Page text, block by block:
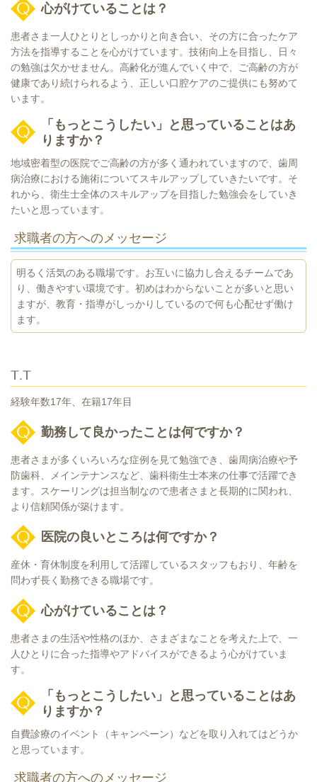
心がけていることは？
患者さま一人ひとりとしっかりと向き合い、その方に合ったケア
方法を指導することを心がけています。技術向上を目指し、日々
の勉強は欠かせません。高齢化が進んでいく中で、ご高齢の方が
健康であり続けられるよう、正しい口腔ケアのご提供にも努めて
います。
「もっとこうしたい」と思っていることはあ
りますか？
地域密着型の医院でご高齢の方が多く通われていますので、歯周
病治療における施術についてスキルアップしていきたいです。そ
れから、衛生士全体のスキルアップを目指した勉強会をしていき
たいと思っています。
求職者の方へのメッセージ
明るく活気のある職場です。お互いに協力し合えるチームであ
り、働きやすい環境です。初めはわからないことが多いと思い
ますが、教育・指導がしっかりしているので何も心配せず働け
ます。
T.T
経験年数17年、在籍17年目
勤務して良かったことは何ですか？
患者さまが多くいろいろな症例を見て勉強でき、歯周病治療や予
防歯科、メインテナンスなど、歯科衛生士本来の仕事で活躍でき
ます。スケーリングは担当制なので患者さまと長期的に関われ、
より信頼関係が築けます。
医院の良いところは何ですか？
産休・育休制度を利用して活躍しているスタッフもおり、年齢を
問わず長く勤務できる職場です。
心がけていることは？
患者さまの生活や性格のほか、さまざまなことを考えた上で、一
人ひとりに合った指導やアドバイスができるよう心がけていま
す。
「もっとこうしたい」と思っていることはあ
りますか？
自費診療のイベント（キャンペーン）などを取り入れてはどうか
と思っています。
求職者の方へのメッセージ